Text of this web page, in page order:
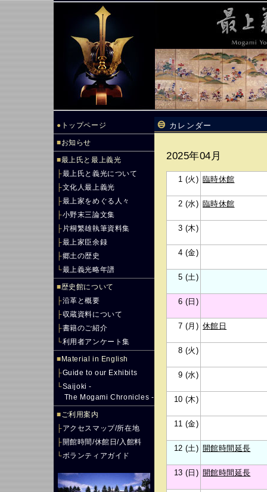
● トップページ
■お知らせ
■最上氏と最上義光
├最上氏と義光について
├文化人最上義光
├最上家をめぐる人々
├小野末三論文集
├ 片桐繁雄執筆資料集
├最上家臣余録
├郷土の歴史
└最上義光略年譜
■歴史館について
├沿革と概要
├収蔵資料について
├書籍のご紹介
└利用者アンケート集
■ Material in English
├Guide to our Exhibits
└Saijoki -
The Mogami Chronicles -
■ご利用案内
├アクセスマップ/所在地
├開館時間/休館日/入館料
└ボランティアガイド
カレンダー
2025年04月
1 (火) 臨時休館
2 (水) 臨時休館
3 (木)
4 (金)
5 (土)
6 (日)
7 (月) 休館日
8 (火)
9 (水)
10 (木)
11 (金)
12 (土) 開館時間延長
13 (日) 開館時間延長